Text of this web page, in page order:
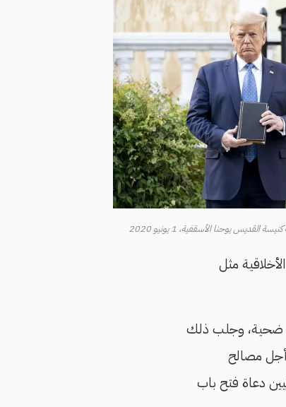
يوحنا الأسقفية، 1 يونيو 2020
مثل
ضحية، وجلب ذلك
أجل مصالح
دعاة فتح باب